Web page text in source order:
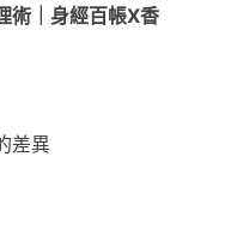
術｜身經百帳X香
差異